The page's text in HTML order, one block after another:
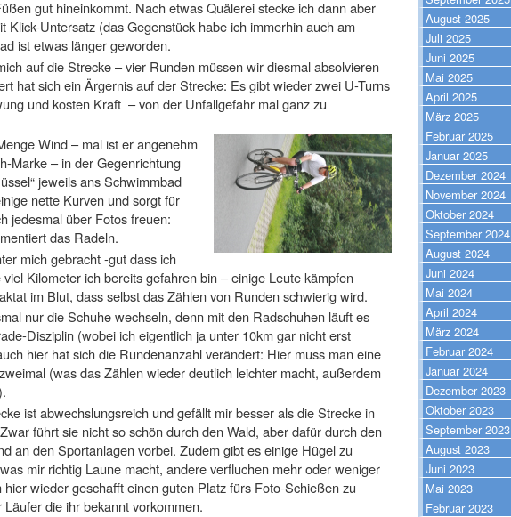
gut hineinkommt. Nach etwas Quälerei stecke ich dann aber
Klick-Untersatz (das Gegenstück habe ich immerhin auch am
ist etwas länger geworden.
auf die Strecke – vier Runden müssen wir diesmal absolvieren
hat sich ein Ärgernis auf der Strecke: Es gibt wieder zwei U-Turns
und kosten Kraft – von der Unfallgefahr mal ganz zu
Wind – mal ist er angenehm
Marke – in der Gegenrichtung
jeweils ans Schwimmbad
nette Kurven und sorgt für
jedesmal über Fotos freuen:
das Radeln.
mich gebracht -gut dass ich
Kilometer ich bereits gefahren bin – einige Leute kämpfen
im Blut, dass selbst das Zählen von Runden schwierig wird.
nur die Schuhe wechseln, denn mit den Radschuhen läuft es
Disziplin (wobei ich eigentlich ja unter 10km gar nicht erst
hier hat sich die Rundenanzahl verändert: Hier muss man eine
(was das Zählen wieder deutlich leichter macht, außerdem
ist abwechslungsreich und gefällt mir besser als die Strecke in
führt sie nicht so schön durch den Wald, aber dafür durch den
an den Sportanlagen vorbei. Zudem gibt es einige Hügel zu
mir richtig Laune macht, andere verfluchen mehr oder weniger
wieder geschafft einen guten Platz fürs Foto-Schießen zu
die ihr bekannt vorkommen.
August 2025
Juli 2025
Juni 2025
Mai 2025
April 2025
März 2025
Februar 2025
Januar 2025
Dezember 2024
November 2024
Oktober 2024
September 2024
August 2024
Juni 2024
Mai 2024
April 2024
März 2024
Februar 2024
Januar 2024
Dezember 2023
Oktober 2023
September 2023
August 2023
Juni 2023
Mai 2023
Februar 2023